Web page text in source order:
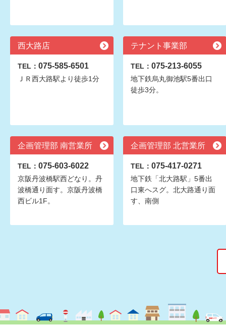
西大路店
TEL： 075-585-6501
ＪＲ西大路駅より徒歩1分
テナント事業部
TEL： 075-213-6055
地下鉄烏丸御池駅5番出口
徒歩3分。
企画管理部 南営業所
TEL： 075-603-6022
京阪丹波橋駅西どなり。丹
波橋通り面す。京阪丹波橋
西ビル1F。
企画管理部 北営業所
TEL： 075-417-0271
地下鉄「北大路駅」5番出
口東へスグ。北大路通り面
す、南側